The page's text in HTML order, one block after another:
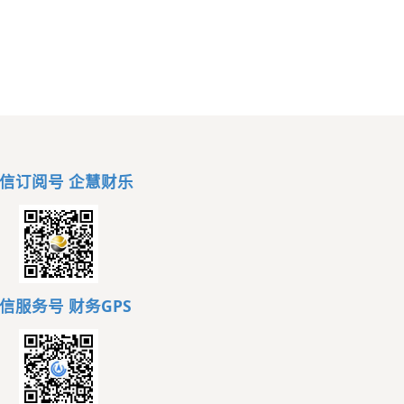
订阅号 企慧财乐
服务号 财务GPS